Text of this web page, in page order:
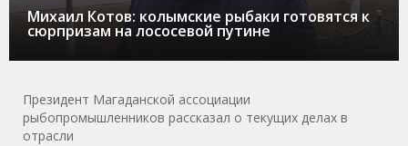
Михаил Котов: колымские рыбаки готовятся к
сюрпризам на лососевой путине
Президент Магаданской ассоциации
рыбопромышленников рассказал о текущих делах в
отрасли